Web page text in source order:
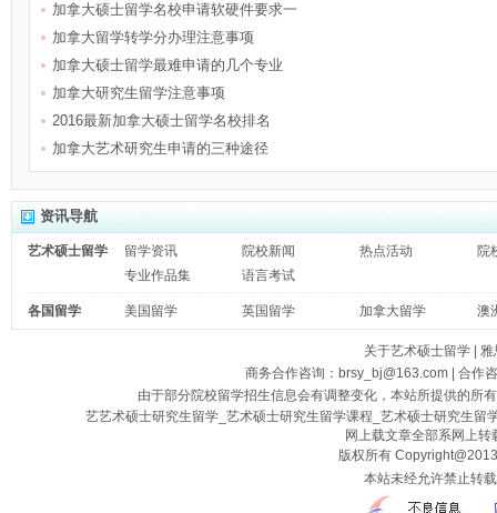
加拿大硕士留学名校申请软硬件要求一
加拿大留学转学分办理注意事项
加拿大硕士留学最难申请的几个专业
加拿大研究生留学注意事项
2016最新加拿大硕士留学名校排名
加拿大艺术研究生申请的三种途径
资讯导航
艺术硕士留学 留学资讯 院校新闻 热点活动
院
专业作品集
语言考试
各国留学 美国留学 英国留学 加拿大留学 澳
关于艺术硕士留学
雅
商务合作咨询：brsy_bj@163.com | 合作
由于部分院校留学招生信息会有调整变化，本站所提供的所
艺艺术硕士研究生留学_艺术硕士研究生留学课程_艺术硕士研究生
网上载文章全部系网上
版权所有
本站未经允许禁止转